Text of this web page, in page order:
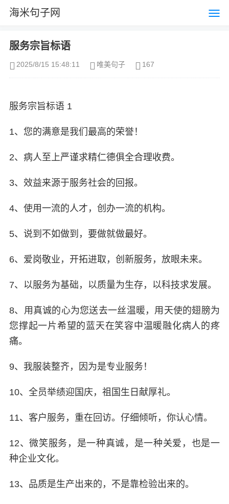
海米句子网
服务宗旨标语
2025/8/15 15:48:11 唯美句子 167
服务宗旨标语 1
1、您的满意是我们最高的荣誉！
2、病人至上严谨求精仁德俱全合理收费。
3、效益来源于服务社会的回报。
4、使用一流的人才，创办一流的机构。
5、说到不如做到，要做就做最好。
6、爱岗敬业，开拓进取，创新服务，放眼未来。
7、以服务为基础，以质量为生存，以科技求发展。
8、用真诚的心为您送去一丝温暖，用天使的翅膀为
您撑起一片希望的蓝天在笑容中温暖融化病人的疼
痛。
9、我服装整齐，因为是专业服务！
10、全员举绩迎国庆，祖国生日献厚礼。
11、客户服务，重在回访。仔细倾听，你认心情。
12、微笑服务，是一种真诚，是一种关爱，也是一
种企业文化。
13、品质是生产出来的，不是靠检验出来的。